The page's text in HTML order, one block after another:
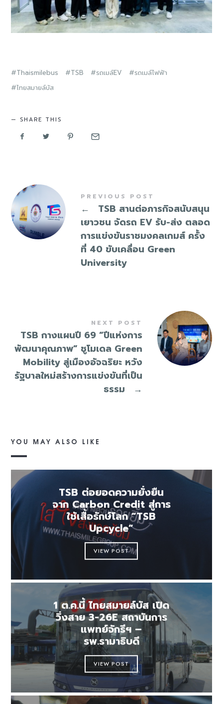
Thaismilebus TSB รถเมล์EV
รถเมล์ไฟฟ้า
ไทยสมายล์บัส
SHARE THIS
PREVIOUS POST
←
TSB สานต่อภารกิจสนับสนุน
เยาวชน จัดรถ EV รับ-ส่ง ตลอด
การแข่งขันราชมงคลเกมส์ ครั้ง
ที่ 40 ขับเคลื่อน Green
University
NEXT POST
TSB กางแผนปี 69 “ปีแห่งการ
พัฒนาคุณภาพ” ชูโมเดล Green
Mobility สู่เมืองอัจฉริยะ หวัง
รัฐบาลใหม่สร้างการแข่งขันที่เป็น
ธรรม
→
YOU MAY ALSO LIKE
TSB ต่อยอดความยั่งยืน
จาก Carbon Credit สู่การ
ใช้เสื้อรักษ์โลก “TSB
Upcycle”
VIEW POST
1 ต.ค.นี้ ไทยสมายล์บัส เปิด
วิ่งสาย 3-26E สถาบันการ
แพทย์จักรีฯ –
รพ.รามาธิบดี
VIEW POST